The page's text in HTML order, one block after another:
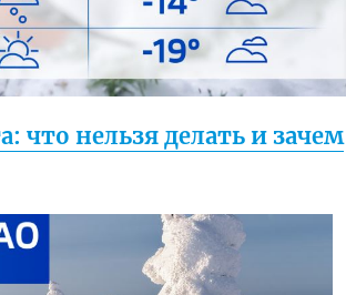
что нельзя делать и зачем